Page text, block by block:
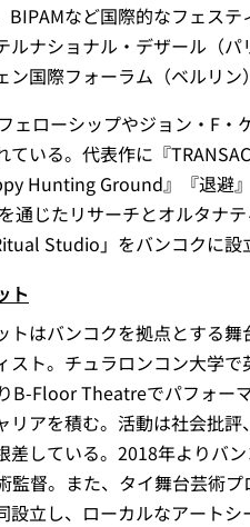
BIPAMなど国際的なフェス
ルナショナル・デザール（
ン国際フォーラム（ベルリン
ェローシップやジョン・F・
ている。代表作に『
Hunting Ground』『退避
通じたリサーチとオルタナ
Studio」をバンコクに設
ト
はバンコクを拠点とする舞
スト。チュラロンコン大学
B-Floor Theatreでパフォー
リアを積む。活動は社会批
差している。2018年よりバ
監督。また、タイ舞台芸術
設立し、ローカルなアート